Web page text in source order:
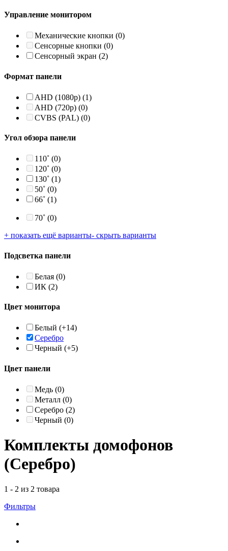
Управление монитором
Механические кнопки (0)
Сенсорные кнопки (0)
Сенсорный экран (2)
Формат панели
AHD (1080p) (1)
AHD (720p) (0)
CVBS (PAL) (0)
Угол обзора панели
110˚ (0)
120˚ (0)
130˚ (1)
50˚ (0)
66˚ (1)
70˚ (0)
+ показать ещё варианты- скрыть варианты
Подсветка панели
Белая (0)
ИК (2)
Цвет монитора
Белый (+14)
Серебро
Черный (+5)
Цвет панели
Медь (0)
Металл (0)
Серебро (2)
Черный (0)
Комплекты домофонов
(Серебро)
1 - 2 из 2 товара
Фильтры